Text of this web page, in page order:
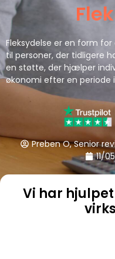
Fleksydelse er en form
til personer, der tidligere
en støtte, der hjælper
økonomi efter en periode
Preben O, Senior
11/
Vi har hjulpet